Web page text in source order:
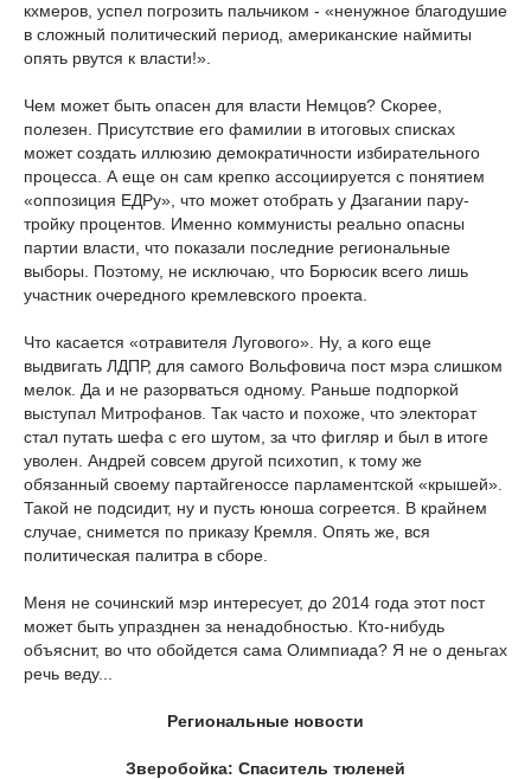
кхмеров, успел погрозить пальчиком - «ненужное благодушие
в сложный политический период, американские наймиты
опять рвутся к власти!».
Чем может быть опасен для власти Немцов? Скорее,
полезен. Присутствие его фамилии в итоговых списках
может создать иллюзию демократичности избирательного
процесса. А еще он сам крепко ассоциируется с понятием
«оппозиция ЕДРу», что может отобрать у Дзагании пару-
тройку процентов. Именно коммунисты реально опасны
партии власти, что показали последние региональные
выборы. Поэтому, не исключаю, что Борюсик всего лишь
участник очередного кремлевского проекта.
Что касается «отравителя Лугового». Ну, а кого еще
выдвигать ЛДПР, для самого Вольфовича пост мэра слишком
мелок. Да и не разорваться одному. Раньше подпоркой
выступал Митрофанов. Так часто и похоже, что электорат
стал путать шефа с его шутом, за что фигляр и был в итоге
уволен. Андрей совсем другой психотип, к тому же
обязанный своему партайгеноссе парламентской «крышей».
Такой не подсидит, ну и пусть юноша согреется. В крайнем
случае, снимется по приказу Кремля. Опять же, вся
политическая палитра в сборе.
Меня не сочинский мэр интересует, до 2014 года этот пост
может быть упразднен за ненадобностью. Кто-нибудь
объяснит, во что обойдется сама Олимпиада? Я не о деньгах
речь веду...
Региональные новости
Зверобойка: Спаситель тюленей